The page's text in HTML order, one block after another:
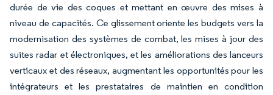
durée de vie des coques et mettant en œuvre des mises à
niveau de capacités. Ce glissement oriente les budgets vers la
modernisation des systèmes de combat, les mises à jour des
suites radar et électroniques, et les améliorations des lanceurs
verticaux et des réseaux, augmentant les opportunités pour les
intégrateurs et les prestataires de maintien en condition